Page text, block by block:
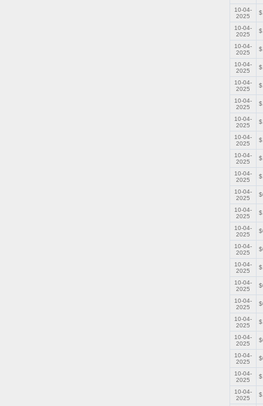
10-04-
2025
10-04-
2025
10-04-
2025
10-04-
2025
10-04-
2025
10-04-
2025
10-04-
2025
10-04-
2025
10-04-
2025
10-04-
2025
10-04-
2025
10-04-
2025
10-04-
2025
10-04-
2025
10-04-
2025
10-04-
2025
10-04-
2025
10-04-
2025
10-04-
2025
10-04-
2025
10-04-
2025
10-04-
2025